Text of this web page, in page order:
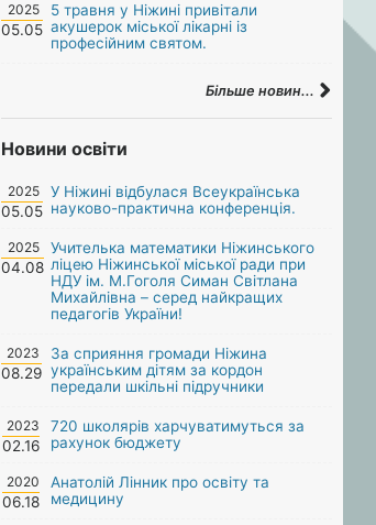
2025
05.05
5 травня у Ніжині привітали
акушерок міської лікарні із
професійним святом.
Більше новин...
Новини освіти
2025
05.05
У Ніжині відбулася Всеукраїнська
науково-практична конференція.
2025
04.08
Учителька математики Ніжинського
ліцею Ніжинської міської ради при
НДУ ім. М.Гоголя Симан Світлана
Михайлівна – серед найкращих
педагогів України!
2023
08.29
За сприяння громади Ніжина
українським дітям за кордон
передали шкільні підручники
2023
02.16
720 школярів харчуватимуться за
рахунок бюджету
2020
06.18
Анатолій Лінник про освіту та
медицину